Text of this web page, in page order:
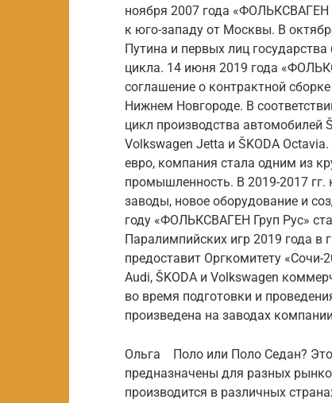
ноября 2007 года «ФОЛЬКСВАГЕН
к юго-западу от Москвы. В
Путина и первых лиц
цикла. 14 июня 2019 года
соглашение о контрактной
Нижнем Новгороде. В
цикл производства автомобилей
Volkswagen Jetta и ŠKODA
евро, компания стала одним из
промышленность. В 2019-2017 гг.
заводы, новое оборудование и
году «ФОЛЬКСВАГЕН Груп Рус»
Паралимпийских игр 2019 года в
предоставит Оргкомитету
Audi, ŠKODA и Volkswagen
во время подготовки и
произведена на заводах
Ольга Поло или Поло Седан?
предназначены для разных
производится в различных